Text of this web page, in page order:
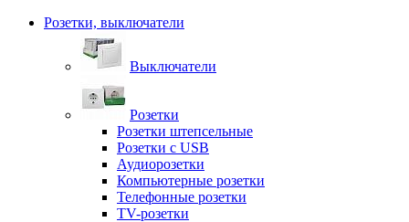
Розетки, выключатели
Выключатели
Розетки
Розетки штепсельные
Розетки с USB
Аудиорозетки
Компьютерные розетки
Телефонные розетки
TV-розетки